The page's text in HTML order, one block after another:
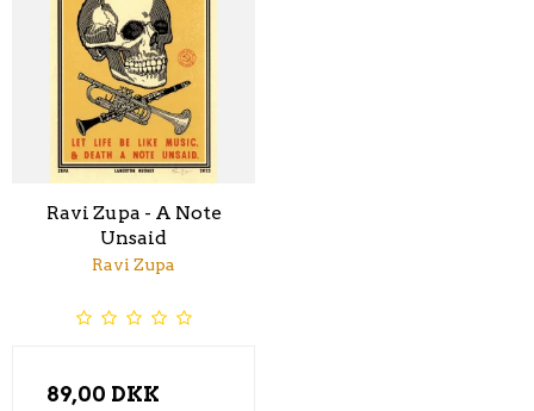
Ravi Zupa - A Note
Unsaid
Ravi Zupa
89,00 DKK